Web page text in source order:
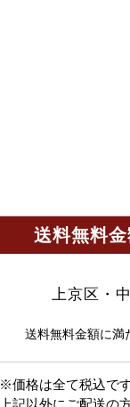
送料無料
上京区・
送料無料金額に満
※価格は全て税込です